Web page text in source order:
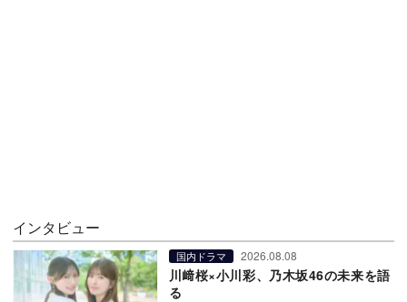
インタビュー
国内ドラマ 2026.08.08
川﨑桜×小川彩、乃木坂46の未来を語
る